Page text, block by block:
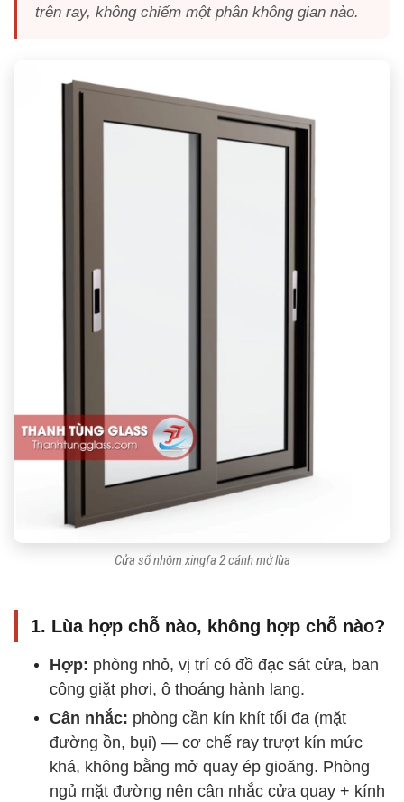
trên ray, không chiếm một phân không gian nào.
Cửa sổ nhôm xingfa 2 cánh mở lùa
1. Lùa hợp chỗ nào, không hợp chỗ nào?
Hợp: phòng nhỏ, vị trí có đồ đạc sát cửa, ban
công giặt phơi, ô thoáng hành lang.
Cân nhắc: phòng cần kín khít tối đa (mặt
đường ồn, bụi) — cơ chế ray trượt kín mức
khá, không bằng mở quay ép gioăng. Phòng
ngủ mặt đường nên cân nhắc cửa quay + kính